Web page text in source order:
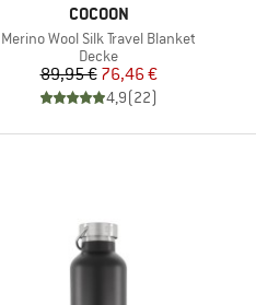
MARKE
COCOON
Artikel
Merino Wool Silk Travel Blanket
Produktgruppe
Decke
Preis
89,95 €reduzierter Preis
76,46 €
4,9(22)